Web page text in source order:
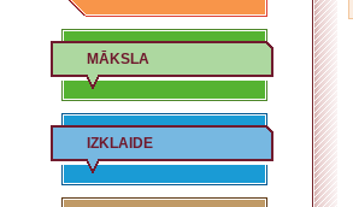
MĀKSLA
IZKLAIDE